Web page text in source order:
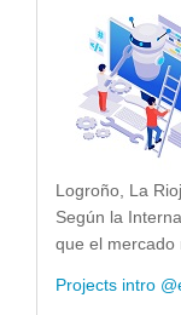
Logroño, La
Según la
que el mercado
Projects intro